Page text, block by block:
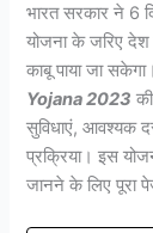
भारत सरकार ने 6
योजना के जरिए
काबू पाया जा
Yojana 2023
सुविधाएं, आवश्यक
प्रक्रिया। इस
जानने के लिए पूरा